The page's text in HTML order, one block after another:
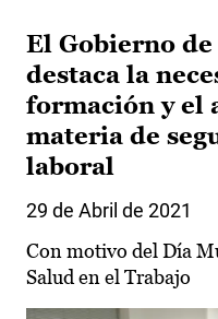
El Gobierno
destaca la
formación y el
materia de
laboral
29 de Abril de 2021
Con motivo del Día
Salud en el Trabajo